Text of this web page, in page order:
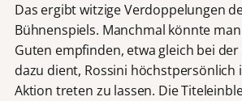
Das ergibt witzige Verdoppelungen
Bühnenspiels. Manchmal könnte
Guten empfinden, etwa gleich bei
dazu dient, Rossini höchstpersönlich
Aktion treten zu lassen. Die